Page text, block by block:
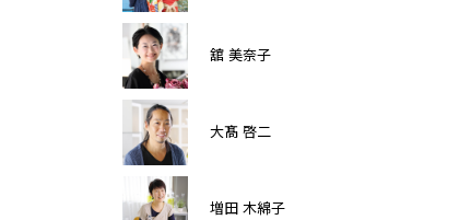
舘 美奈子
大髙 啓二
増田 木綿子